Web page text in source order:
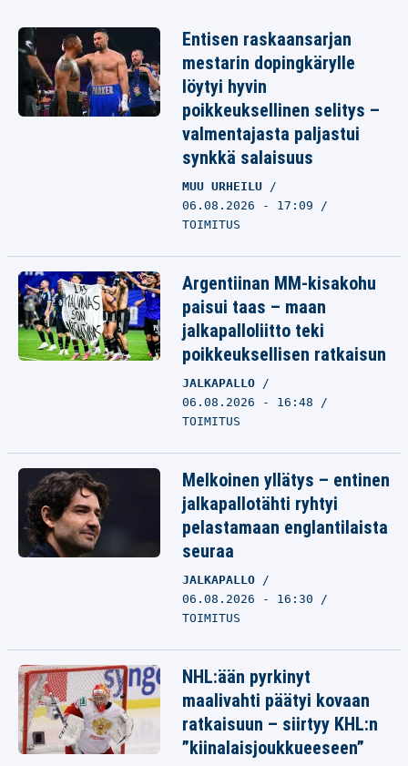
Entisen raskaansarjan
mestarin dopingkärylle
löytyi hyvin
poikkeuksellinen selitys –
valmentajasta paljastui
synkkä salaisuus
MUU URHEILU
06.08.2026 - 17:09
TOIMITUS
Argentiinan MM-kisakohu
paisui taas – maan
jalkapalloliitto teki
poikkeuksellisen ratkaisun
JALKAPALLO
06.08.2026 - 16:48
TOIMITUS
Melkoinen yllätys – entinen
jalkapallotähti ryhtyi
pelastamaan englantilaista
seuraa
JALKAPALLO
06.08.2026 - 16:30
TOIMITUS
NHL:ään pyrkinyt
maalivahti päätyi kovaan
ratkaisuun – siirtyy KHL:n
”kiinalaisjoukkueeseen”